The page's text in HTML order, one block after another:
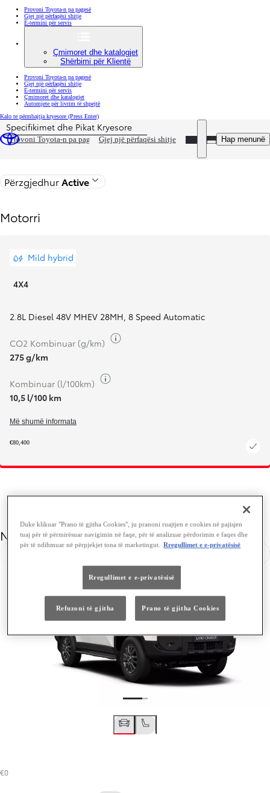
Provoni Toyota-n pa pagesë
Gjej një përfaqësi shitje
E-termini për servis
Çmimoret dhe katalogjet
Shërbimi për Klientë
Provoni Toyota-n pa pagesë
Gjej një përfaqësi shitje
E-termini për servis
Çmimoret dhe katalogjet
Automjete për livrim të shpejtë
Kalo te përmbajtja kryesore (Press Enter)
Provoni Toyota-n pa pagesëGjej një përfaqësi shitje
DEALER NAME
Hap menunë
Çmimi është përditësuar Çmimi i konfigurimit tuaj është 80 400 €
Specifikimet dhe Pikat Kryesore
Përzgjedhur Active
Motorri
Mild hybrid
4X4
2.8L Diesel 48V MHEV 28MH, 8 Speed Automatic
CO2 Kombinuar (g/km)
275 g/km
Kombinuar (l/100km)
10,5 l/100 km
Më shumë informata
€80,400
Ngjyra
€0
Duke klikuar "Prano të gjitha Cookies", ju pranoni ruajtjen e cookies në pajisjen
tuaj për të përmirësuar navigimin në faqe, për të analizuar përdorimin e faqes dhe
për të ndihmuar në përpjekjet tona të marketingut. Rregullimet e e-privatësisë
Rregullimet e e-privatësisë
Refuzoni të gjitha Prano të gjitha Cookies